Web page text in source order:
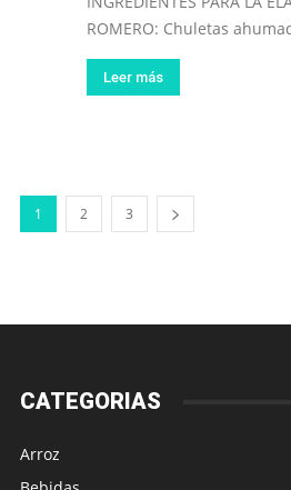
ROMERO: Chuletas
Leer más
1 2 3
CATEGORIAS
Arroz